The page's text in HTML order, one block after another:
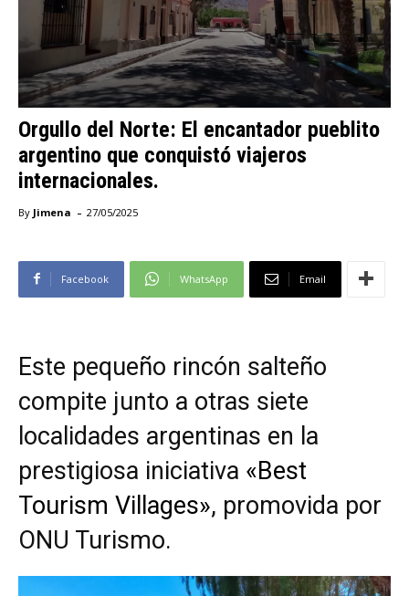
Orgullo del Norte: El encantador pueblito
argentino que conquistó viajeros
internacionales.
By Jimena - 27/05/2025
Facebook WhatsApp Email
Este pequeño rincón salteño
compite junto a otras siete
localidades argentinas en la
prestigiosa iniciativa «Best
Tourism Villages», promovida por
ONU Turismo.